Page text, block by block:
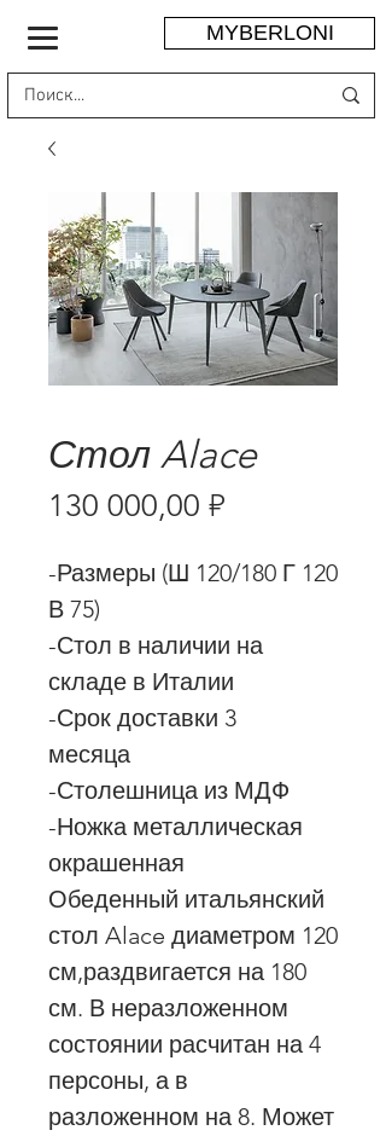
MYBERLONI
Стол Alace
130 000,00 ₽
-Размеры (Ш 120/180 Г 120
В 75)
-Стол в наличии на
складе в Италии
-Срок доставки 3
месяца
-Столешница из МДФ
-Ножка металлическая
окрашенная
Обеденный итальянский
стол Alace диаметром 120
см,раздвигается на 180
см. В неразложенном
состоянии расчитан на 4
персоны, а в
разложенном на 8. Может